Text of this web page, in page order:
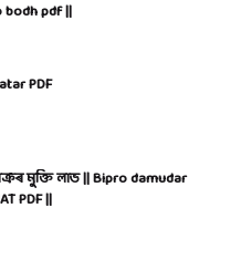
pdf ||
PDF
মুক্তি লাভ || Bipro damudar
PDF ||